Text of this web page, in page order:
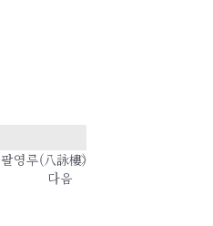
팔영루(八詠樓)
다음